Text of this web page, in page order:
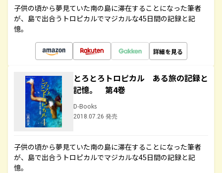
子供の頃から夢見ていた南の島に滞在することになった筆者
が、島で出合うトロピカルでマジカルな45日間の記録と記
憶。
詳細を見る
とろとろトロピカル ある旅の記録と
記憶。 第4巻
D-Books
2018.07.26 発売
子供の頃から夢見ていた南の島に滞在することになった筆者
が、島で出合うトロピカルでマジカルな45日間の記録と記
憶。